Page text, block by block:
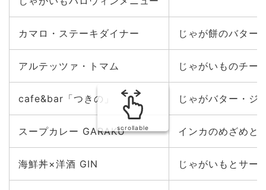
カマロ・ステーキダイナー じゃが餅のバター
アルテッツァ・トマム じゃがいものチー
cafe&bar「つきの」 じゃがバター・ジ
スープカレー GARAKU インカのめざめと
海鮮丼×洋酒 GIN じゃがいもとサー
scrollable